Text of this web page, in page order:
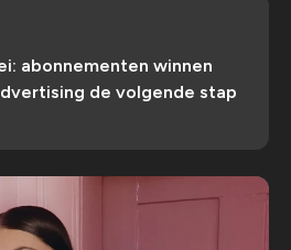
abonnementen winnen
de volgende stap